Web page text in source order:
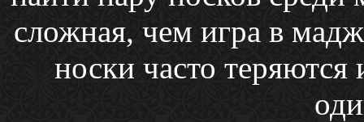
сложная, чем игра в
носки часто